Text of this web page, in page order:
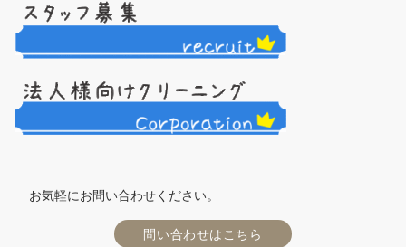
お気軽にお問い合わせください。
問い合わせはこちら